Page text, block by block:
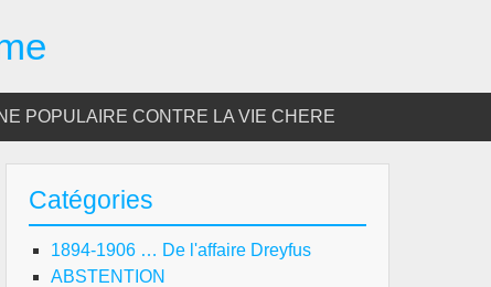
POPULAIRE CONTRE LA VIE CHERE
Catégories
1894-1906 … De l'affaire Dreyfus
ABSTENTION